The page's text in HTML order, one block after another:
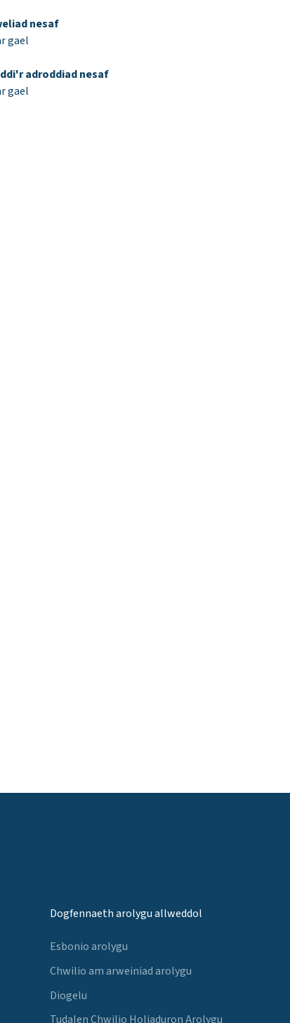
nesaf
gael
adroddiad nesaf
gael
Dogfennaeth arolygu allweddol
Esbonio arolygu
Chwilio am arweiniad arolygu
Diogelu
Tudalen Chwilio Holiaduron Arolygu